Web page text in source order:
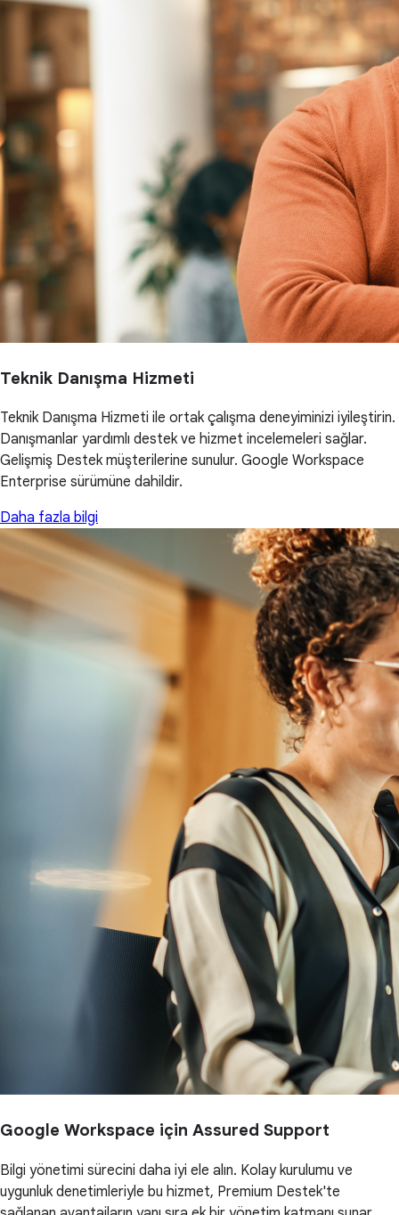
Teknik Danışma Hizmeti
Teknik Danışma Hizmeti ile ortak çalışma deneyiminizi iyileştirin.
Danışmanlar yardımlı destek ve hizmet incelemeleri sağlar.
Gelişmiş Destek müşterilerine sunulur. Google Workspace
Enterprise sürümüne dahildir.
Daha fazla bilgi
Google Workspace için Assured Support
Bilgi yönetimi sürecini daha iyi ele alın. Kolay kurulumu ve
uygunluk denetimleriyle bu hizmet, Premium Destek'te